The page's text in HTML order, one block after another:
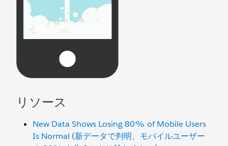
リソース
New Data Shows Losing 80% of Mobile Users
Is Normal (新データで判明、モバイルユーザー